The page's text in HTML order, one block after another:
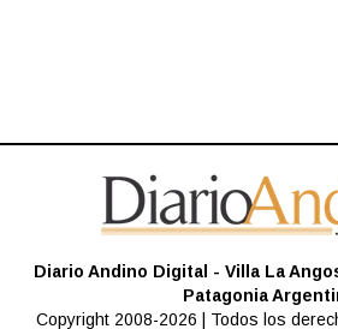
Diario Andino Digital - Villa La
Patagonia
Copyright 2008-2026 | Todos los